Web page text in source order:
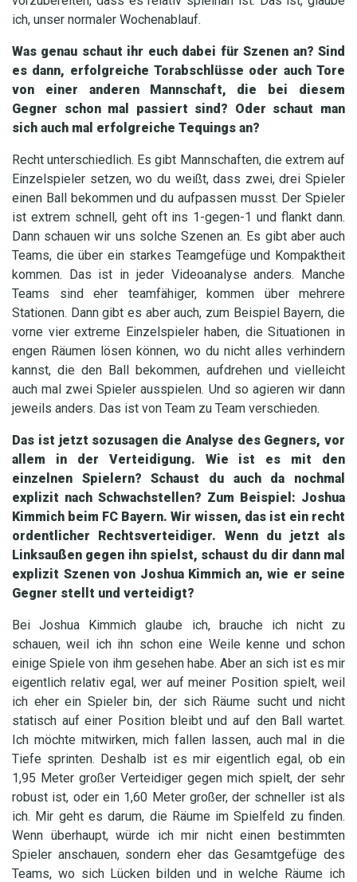
ich, unser normaler Wochenablauf.
Was genau schaut ihr euch dabei für Szenen an? Sind
es dann, erfolgreiche Torabschlüsse oder auch Tore
von einer anderen Mannschaft, die bei diesem
Gegner schon mal passiert sind? Oder schaut man
sich auch mal erfolgreiche Tequings an?
Recht unterschiedlich. Es gibt Mannschaften, die extrem auf
Einzelspieler setzen, wo du weißt, dass zwei, drei Spieler
einen Ball bekommen und du aufpassen musst. Der Spieler
ist extrem schnell, geht oft ins 1-gegen-1 und flankt dann.
Dann schauen wir uns solche Szenen an. Es gibt aber auch
Teams, die über ein starkes Teamgefüge und Kompaktheit
kommen. Das ist in jeder Videoanalyse anders. Manche
Teams sind eher teamfähiger, kommen über mehrere
Stationen. Dann gibt es aber auch, zum Beispiel Bayern, die
vorne vier extreme Einzelspieler haben, die Situationen in
engen Räumen lösen können, wo du nicht alles verhindern
kannst, die den Ball bekommen, aufdrehen und vielleicht
auch mal zwei Spieler ausspielen. Und so agieren wir dann
jeweils anders. Das ist von Team zu Team verschieden.
Das ist jetzt sozusagen die Analyse des Gegners, vor
allem in der Verteidigung. Wie ist es mit den
einzelnen Spielern? Schaust du auch da nochmal
explizit nach Schwachstellen? Zum Beispiel: Joshua
Kimmich beim FC Bayern. Wir wissen, das ist ein recht
ordentlicher Rechtsverteidiger. Wenn du jetzt als
Linksaußen gegen ihn spielst, schaust du dir dann mal
explizit Szenen von Joshua Kimmich an, wie er seine
Gegner stellt und verteidigt?
Bei Joshua Kimmich glaube ich, brauche ich nicht zu
schauen, weil ich ihn schon eine Weile kenne und schon
einige Spiele von ihm gesehen habe. Aber an sich ist es mir
eigentlich relativ egal, wer auf meiner Position spielt, weil
ich eher ein Spieler bin, der sich Räume sucht und nicht
statisch auf einer Position bleibt und auf den Ball wartet.
Ich möchte mitwirken, mich fallen lassen, auch mal in die
Tiefe sprinten. Deshalb ist es mir eigentlich egal, ob ein
1,95 Meter großer Verteidiger gegen mich spielt, der sehr
robust ist, oder ein 1,60 Meter großer, der schneller ist als
ich. Mir geht es darum, die Räume im Spielfeld zu finden.
Wenn überhaupt, würde ich mir nicht einen bestimmten
Spieler anschauen, sondern eher das Gesamtgefüge des
Teams, wo sich Lücken bilden und in welche Räume ich